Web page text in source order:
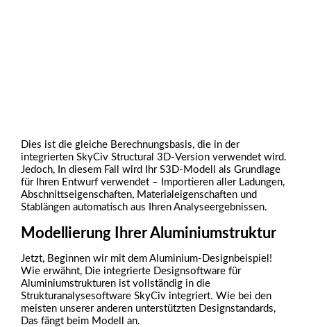
Dies ist die gleiche Berechnungsbasis, die in der
integrierten SkyCiv Structural 3D-Version verwendet wird.
Jedoch, In diesem Fall wird Ihr S3D-Modell als Grundlage
für Ihren Entwurf verwendet – Importieren aller Ladungen,
Abschnittseigenschaften, Materialeigenschaften und
Stablängen automatisch aus Ihren Analyseergebnissen.
Modellierung Ihrer Aluminiumstruktur
Jetzt, Beginnen wir mit dem Aluminium-Designbeispiel!
Wie erwähnt, Die integrierte Designsoftware für
Aluminiumstrukturen ist vollständig in die
Strukturanalysesoftware SkyCiv integriert. Wie bei den
meisten unserer anderen unterstützten Designstandards,
Das fängt beim Modell an.